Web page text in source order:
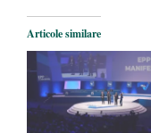
Legea
poetului
- 16 aprilie
Articole similare